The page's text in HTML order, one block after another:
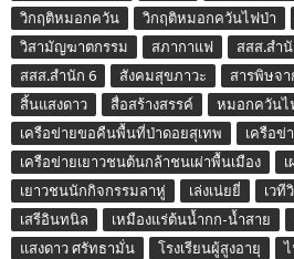
วิกฤติหมอกควัน
วิกฤติหมอกควันไฟป่า
วิสามัญฆาตกรรม
สภากาแฟ สสส.สำนั
สสส.สำนัก 6
สังคมสุขภาวะ
สารพิษจา
สิ้นแสงดาว
สื่อสร้างสรรค์ หมอกควันไ
เครือข่ายขอคืนพื้นที่ป่าดอยสุเทพ
เครือข่
เครือข่ายเยาวชนต้นกล้าชนเผ่าพื้นเมือง
เยาวชนนักกิจกรรมลาหู่
เล่งเน่ยยี่
เวที
เสรีอินทนิล
เหมืองแร่ต้นน้ำกก-น้ำสาย
แสงดาว ศรัทธามั่น
โรงเรียนผู้สูงอายุ